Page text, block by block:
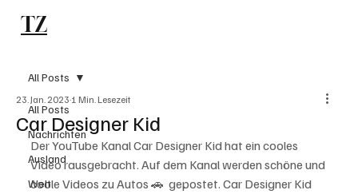
TZ
All Posts
Nachrichten
Ausland
Welt
All Posts
Car Designer Kid
23. Jan. 2023 1 Min. Lesezeit
Der YouTube Kanal Car Designer Kid hat ein cooles
Video rausgebracht. Auf dem Kanal werden schöne und
coole Videos zu Autos 🚗  gepostet. Car Designer Kid